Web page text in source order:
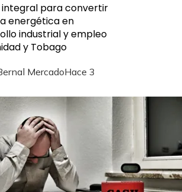
integral para convertir
energética en
industrial y empleo
y Tobago
MercadoHace 3